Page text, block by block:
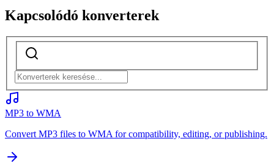
Kapcsolódó konverterek
MP3 to WMA
Convert MP3 files to WMA for compatibility, editing, or publishing.